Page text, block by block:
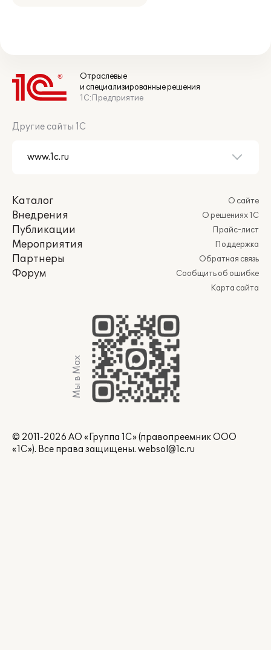
Отраслевые
и специализированные решения
1С:Предприятие
Другие сайты 1С
Каталог
Внедрения
Публикации
Мероприятия
Партнеры
Форум
О сайте
О решениях 1С
Прайс-лист
Поддержка
Обратная связь
Сообщить об ошибке
Карта сайта
Мы в Max
© 2011-2026 АО «Группа 1С» (правопреемник ООО
«1С»). Все права защищены. websol@1c.ru